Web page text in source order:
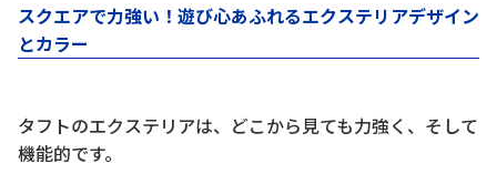
スクエアで力強い！遊び心あふれるエクステリアデザイン
とカラー
タフトのエクステリアは、どこから見ても力強く、そして
機能的です。